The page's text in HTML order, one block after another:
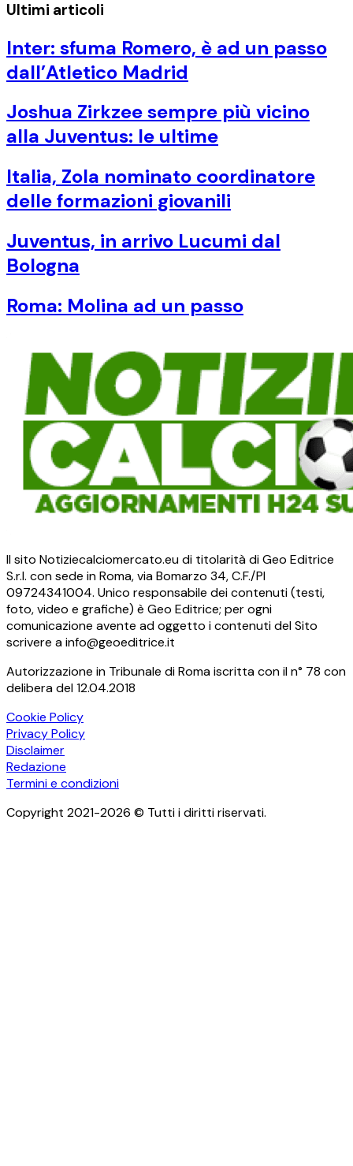
Ultimi articoli
Inter: sfuma Romero, è ad un passo
dall’Atletico Madrid
Joshua Zirkzee sempre più vicino
alla Juventus: le ultime
Italia, Zola nominato coordinatore
delle formazioni giovanili
Juventus, in arrivo Lucumi dal
Bologna
Roma: Molina ad un passo
Il sito Notiziecalciomercato.eu di titolarità di Geo Editrice
S.r.l. con sede in Roma, via Bomarzo 34, C.F./PI
09724341004. Unico responsabile dei contenuti (testi,
foto, video e grafiche) è Geo Editrice; per ogni
comunicazione avente ad oggetto i contenuti del Sito
scrivere a info@geoeditrice.it
Autorizzazione in Tribunale di Roma iscritta con il n° 78 con
delibera del 12.04.2018
Cookie Policy
Privacy Policy
Disclaimer
Redazione
Termini e condizioni
Copyright 2021-2026 © Tutti i diritti riservati.